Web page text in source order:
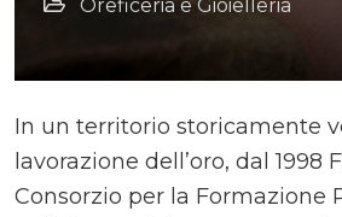
Oreficeria e Gioielleria
In un territorio storicamente
lavorazione dell’oro, dal 1998
Consorzio per la Formazione